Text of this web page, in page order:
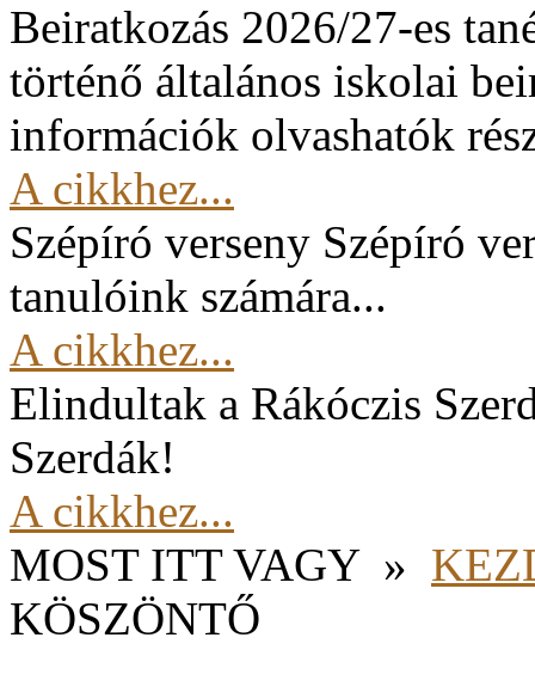
Beiratkozás 2026/27-es
történő általános iskolai
információk olvashatók
A cikkhez...
Szépíró verseny Szépíró
tanulóink számára...
A cikkhez...
Elindultak a Rákóczis
Szerdák!
A cikkhez...
MOST ITT VAGY »
KÖSZÖNTŐ